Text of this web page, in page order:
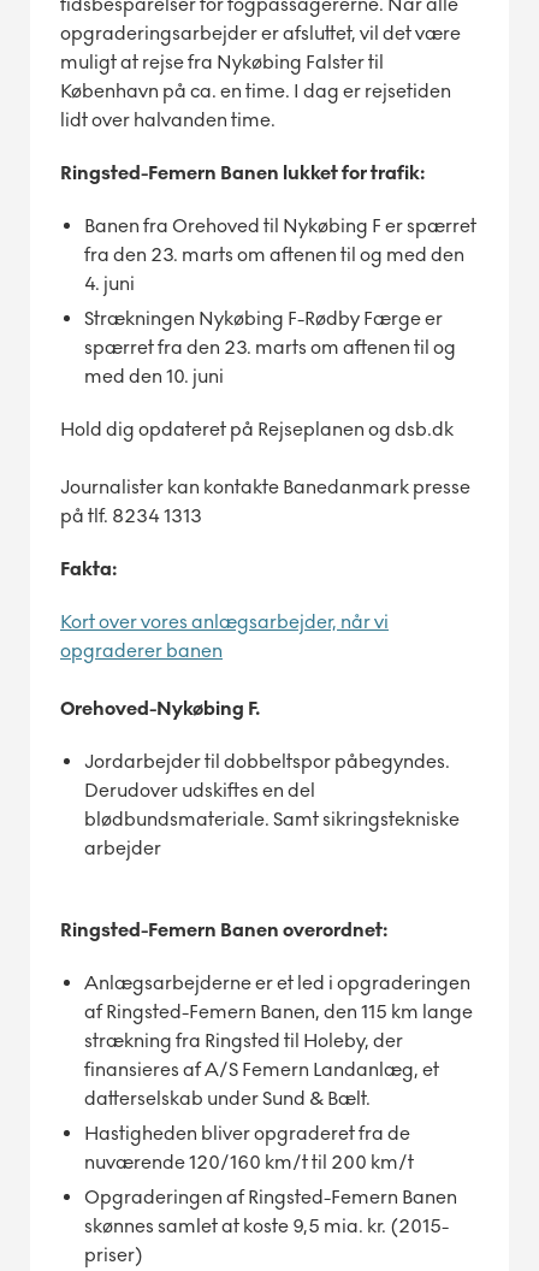
tidsbesparelser for togpassagererne. Når alle
opgraderingsarbejder er afsluttet, vil det være
muligt at rejse fra Nykøbing Falster til
København på ca. en time. I dag er rejsetiden
lidt over halvanden time.
Ringsted-Femern Banen lukket for trafik:
Banen fra Orehoved til Nykøbing F er spærret
fra den 23. marts om aftenen til og med den
4. juni
Strækningen Nykøbing F-Rødby Færge er
spærret fra den 23. marts om aftenen til og
med den 10. juni
Hold dig opdateret på Rejseplanen og dsb.dk
Journalister kan kontakte Banedanmark presse
på tlf. 8234 1313
Fakta:
Kort over vores anlægsarbejder, når vi
opgraderer banen
Orehoved-Nykøbing F.
Jordarbejder til dobbeltspor påbegyndes.
Derudover udskiftes en del
blødbundsmateriale. Samt sikringstekniske
arbejder
Ringsted-Femern Banen overordnet:
Anlægsarbejderne er et led i opgraderingen
af Ringsted-Femern Banen, den 115 km lange
strækning fra Ringsted til Holeby, der
finansieres af A/S Femern Landanlæg, et
datterselskab under Sund & Bælt.
Hastigheden bliver opgraderet fra de
nuværende 120/160 km/t til 200 km/t
Opgraderingen af Ringsted-Femern Banen
skønnes samlet at koste 9,5 mia. kr. (2015-
priser)